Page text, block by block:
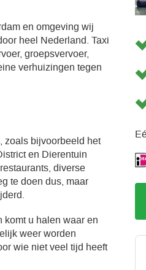
en omgeving wij
heel Nederland. Taxi
groepsvervoer,
verhuizingen tegen
zoals bijvoorbeeld het
en Dierentuin
diverse
te doen dus, maar
komt u halen waar en
weer worden
wie niet veel tijd heeft